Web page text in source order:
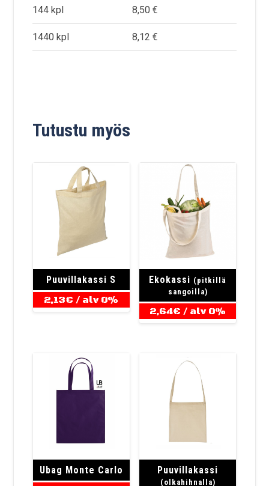
144 kpl 8,50 €
1440 kpl 8,12 €
Tutustu myös
Puuvillakassi S
2,13€ / alv 0%
Ekokassi (pitkillä
sangoilla)
2,64€ / alv 0%
Ubag Monte Carlo Puuvillakassi
(olkahihnalla)